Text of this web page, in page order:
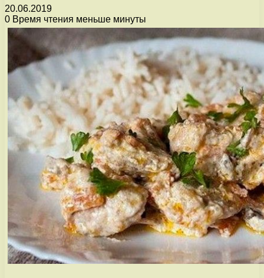
20.06.2019
0 Время чтения меньше минуты